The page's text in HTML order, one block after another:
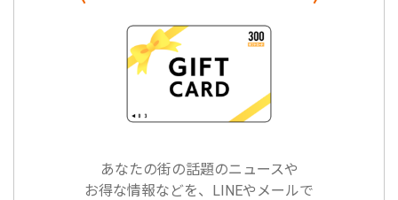
あなたの街の話題のニュースや
お得な情報などを、LINEやメールで